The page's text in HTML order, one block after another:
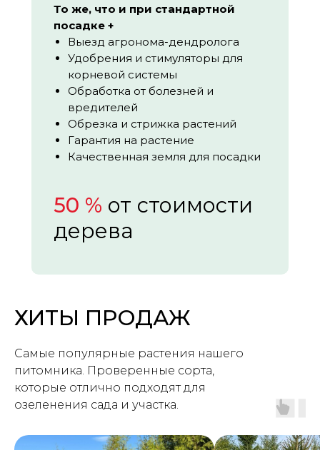
50 % от стоимости
дерева
То же, что и при стандартной
посадке +
Выезд агронома-дендролога
Удобрения и стимуляторы для
корневой системы
Обработка от болезней и
вредителей
Обрезка и стрижка растений
Гарантия на растение
Качественная земля для посадки
ХИТЫ ПРОДАЖ
Самые популярные растения нашего
питомника. Проверенные сорта,
которые отлично подходят для
озеленения сада и участка.